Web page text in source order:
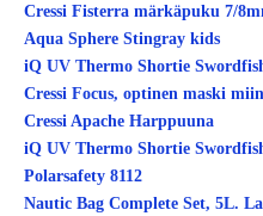
Cressi Fisterra märkäpuku 7/
Aqua Sphere Stingray kids
iQ UV Thermo Shortie
Cressi Focus, optinen maski
Cressi Apache Harppuuna
iQ UV Thermo Shortie
Polarsafety 8112
Nautic Bag Complete Set, 5L.